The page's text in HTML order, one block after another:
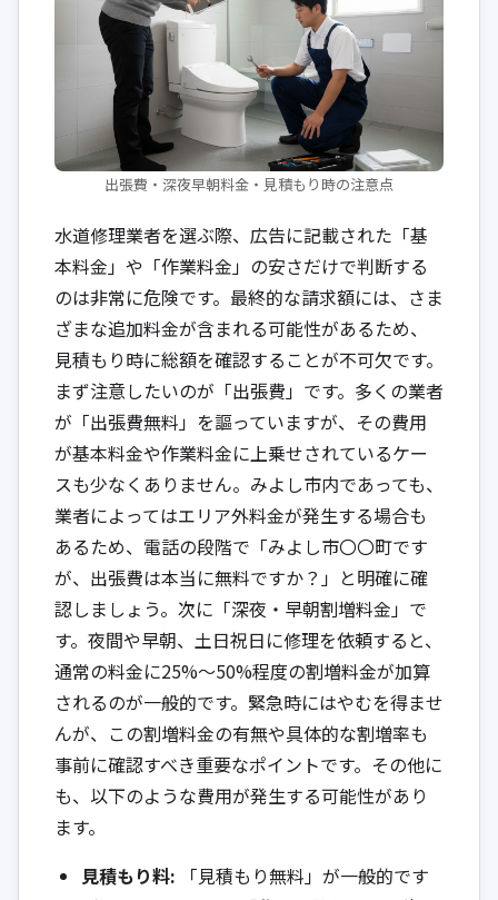
出張費・深夜早朝料金・見積もり時の注意点
水道修理業者を選ぶ際、広告に記載された「基
本料金」や「作業料金」の安さだけで判断する
のは非常に危険です。最終的な請求額には、さま
ざまな追加料金が含まれる可能性があるため、
見積もり時に総額を確認することが不可欠です。
まず注意したいのが「出張費」です。多くの業者
が「出張費無料」を謳っていますが、その費用
が基本料金や作業料金に上乗せされているケー
スも少なくありません。みよし市内であっても、
業者によってはエリア外料金が発生する場合も
あるため、電話の段階で「みよし市〇〇町です
が、出張費は本当に無料ですか？」と明確に確
認しましょう。次に「深夜・早朝割増料金」で
す。夜間や早朝、土日祝日に修理を依頼すると、
通常の料金に25%〜50%程度の割増料金が加算
されるのが一般的です。緊急時にはやむを得ませ
んが、この割増料金の有無や具体的な割増率も
事前に確認すべき重要なポイントです。その他に
も、以下のような費用が発生する可能性があり
ます。
見積もり料: 「見積もり無料」が一般的です